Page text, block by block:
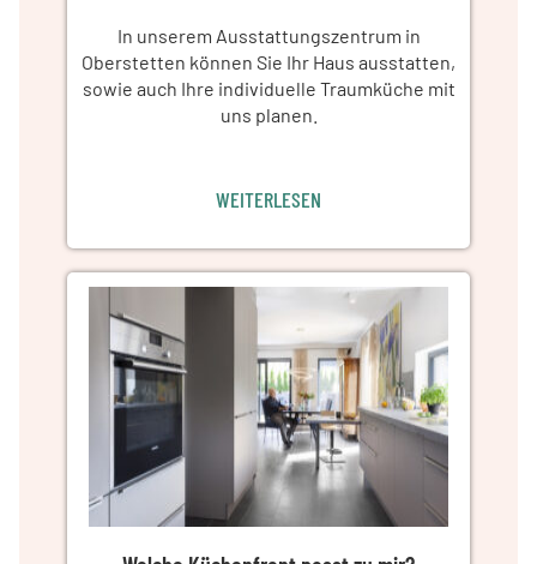
In unserem Ausstattungszentrum in
Oberstetten können Sie Ihr Haus ausstatten,
sowie auch Ihre individuelle Traumküche mit
uns planen.
WEITERLESEN